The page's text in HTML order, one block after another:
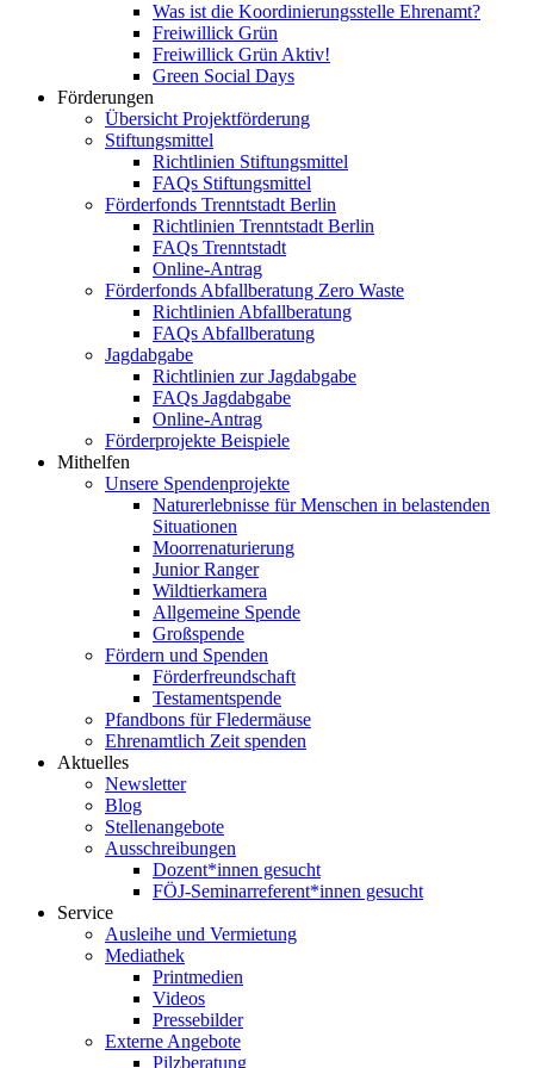
Was ist die Koordinierungsstelle Ehrenamt?
Freiwillick Grün
Freiwillick Grün Aktiv!
Green Social Days
Förderungen
Übersicht Projektförderung
Stiftungsmittel
Richtlinien Stiftungsmittel
FAQs Stiftungsmittel
Förderfonds Trenntstadt Berlin
Richtlinien Trenntstadt Berlin
FAQs Trenntstadt
Online-Antrag
Förderfonds Abfallberatung Zero Waste
Richtlinien Abfallberatung
FAQs Abfallberatung
Jagdabgabe
Richtlinien zur Jagdabgabe
FAQs Jagdabgabe
Online-Antrag
Förderprojekte Beispiele
Mithelfen
Unsere Spendenprojekte
Naturerlebnisse für Menschen in belastenden
Situationen
Moorrenaturierung
Junior Ranger
Wildtierkamera
Allgemeine Spende
Großspende
Fördern und Spenden
Förderfreundschaft
Testamentspende
Pfandbons für Fledermäuse
Ehrenamtlich Zeit spenden
Aktuelles
Newsletter
Blog
Stellenangebote
Ausschreibungen
Dozent*innen gesucht
FÖJ-Seminarreferent*innen gesucht
Service
Ausleihe und Vermietung
Mediathek
Printmedien
Videos
Pressebilder
Externe Angebote
Pilzberatung